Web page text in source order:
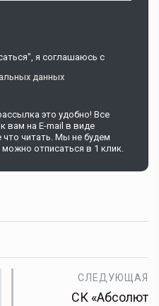
я соглашаюсь c
данных
это удобно! Все
вам на E-mail в виде
читать. Мы не будем
можно отписаться в 1 клик.
СЛЕДУЮЩАЯ
СК «Абсолют